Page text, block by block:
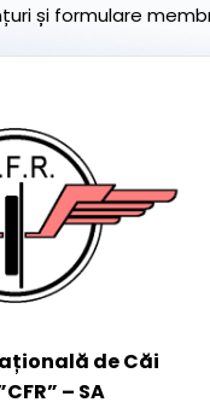
și formulare
de Căi
– SA